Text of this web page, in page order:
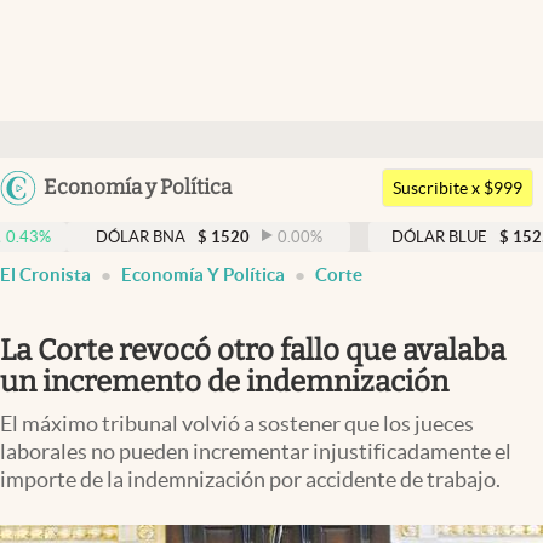
Argentina
Uruguay
Economía y Política
Members
Economía y Política
Finanzas y Mercados
Negocios
Columnistas
Otras secciones
Suscribite x $999
DÓLAR BNA $ 1520 0.00% DÓLAR BLUE $ 1525 -
El Cronista Economía Y Política Corte
La Corte revocó otro fallo que avalaba
un incremento de indemnización
El máximo tribunal volvió a sostener que los jueces
laborales no pueden incrementar injustificadamente el
importe de la indemnización por accidente de trabajo.